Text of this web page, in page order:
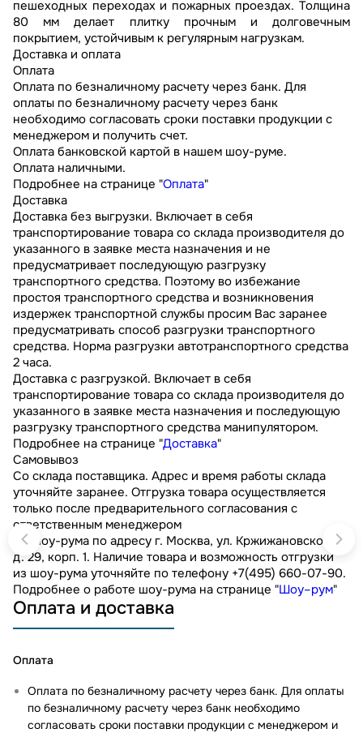
пешеходных переходах и пожарных проездах. Толщина
80 мм делает плитку прочным и долговечным
покрытием, устойчивым к регулярным нагрузкам.
Доставка и оплата
Оплата
Оплата по безналичному расчету через банк. Для
оплаты по безналичному расчету через банк
необходимо согласовать сроки поставки продукции с
менеджером и получить счет.
Оплата банковской картой в нашем шоу-руме.
Оплата наличными.
Подробнее на странице "Оплата"
Доставка
Доставка без выгрузки. Включает в себя
транспортирование товара со склада производителя до
указанного в заявке места назначения и не
предусматривает последующую разгрузку
транспортного средства. Поэтому во избежание
простоя транспортного средства и возникновения
издержек транспортной службы просим Вас заранее
предусматривать способ разгрузки транспортного
средства. Норма разгрузки автотранспортного средства
2 часа.
Доставка с разгрузкой. Включает в себя
транспортирование товара со склада производителя до
указанного в заявке места назначения и последующую
разгрузку транспортного средства манипулятором.
Подробнее на странице "Доставка"
Самовывоз
Со склада поставщика. Адрес и время работы склада
уточняйте заранее. Отгрузка товара осуществляется
только после предварительного согласования с
ответственным менеджером
Из шоу-рума по адресу г. Москва, ул. Кржижановского,
д. 29, корп. 1. Наличие товара и возможность отгрузки
из шоу-рума уточняйте по телефону +7(495) 660-07-90.
Подробнее о работе шоу-рума на странице "Шоу–рум"
Оплата и доставка
Оплата
Оплата по безналичному расчету через банк. Для оплаты
по безналичному расчету через банк необходимо
согласовать сроки поставки продукции с менеджером и